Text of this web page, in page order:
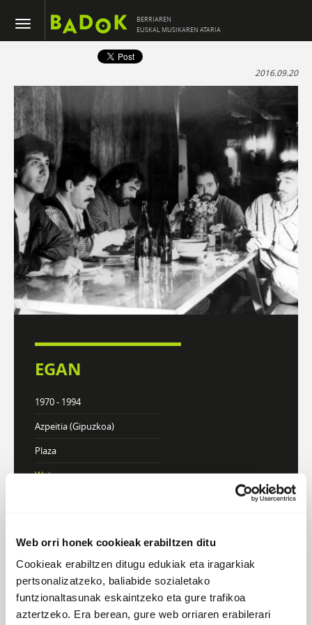
Web orri honek cookieak erabiltzen ditu
Cookieak erabiltzen ditugu edukiak eta iragarkiak
pertsonalizatzeko, baliabide sozialetako
funtzionaltasunak eskaintzeko eta gure trafikoa
aztertzeko. Era berean, gure web orriaren erabilerari
BERRIAREN
EUSKAL MUSIKAREN ATARIA
2016.09.20
EGAN
1970 - 1994
Azpeitia (Gipuzkoa)
Plaza
Webgunea
Atzera